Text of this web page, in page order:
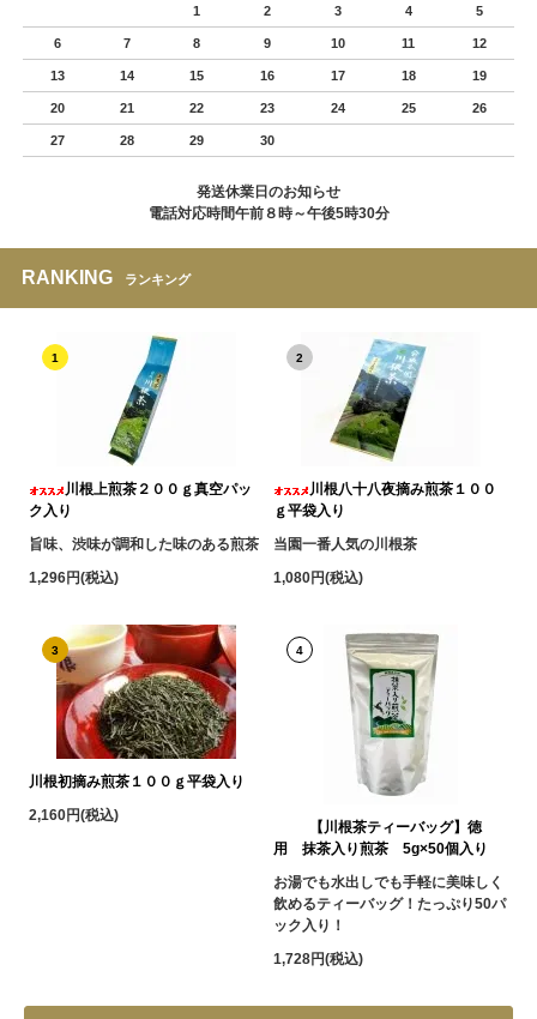
1 2 3 4 5
6 7 8 9 10 11 12
13 14 15 16 17 18 19
20 21 22 23 24 25 26
27 28 29 30
発送休業日のお知らせ
電話対応時間午前８時～午後5時30分
RANKING ランキング
1
川根上煎茶２００ｇ真空パッ
ク入り
旨味、渋味が調和した味のある煎茶
1,296円(税込)
2
川根八十八夜摘み煎茶１００
ｇ平袋入り
当園一番人気の川根茶
1,080円(税込)
3
川根初摘み煎茶１００ｇ平袋入り
2,160円(税込)
4
【川根茶ティーバッグ】徳
用 抹茶入り煎茶 5g×50個入り
お湯でも水出しでも手軽に美味しく
飲めるティーバッグ！たっぷり50パ
ック入り！
1,728円(税込)